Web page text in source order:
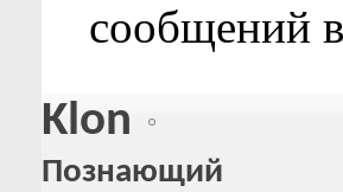
сообщений
Klon
Познающий